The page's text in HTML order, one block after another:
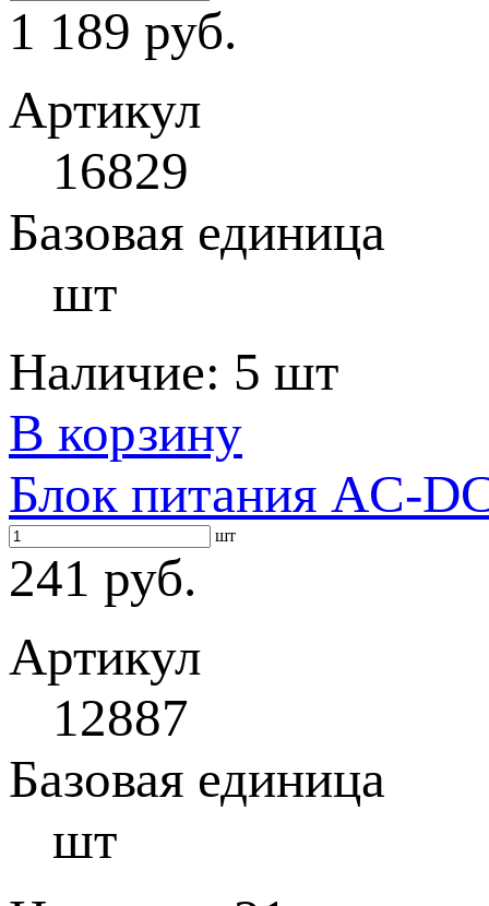
1 189 руб.
Артикул
16829
Базовая единица
шт
Наличие: 5 шт
В корзину
Блок питания AC-
шт
241 руб.
Артикул
12887
Базовая единица
шт